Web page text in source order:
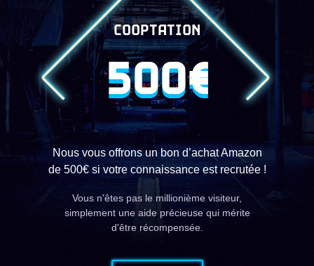
COOPTATION
500€
Nous vous offrons un bon d’achat Amazon
de 500€ si votre connaissance est recrutée !
Vous n'êtes pas le millionième visiteur,
simplement une aide précieuse qui mérite
d'être récompensée.